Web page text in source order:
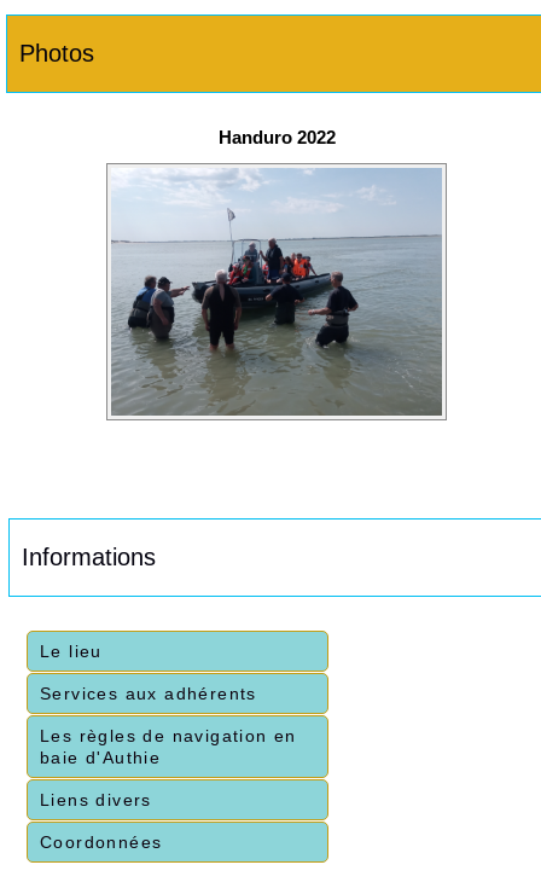
Photos
Handuro 2022
Informations
Le lieu
Services aux adhérents
Les règles de navigation en
baie d'Authie
Liens divers
Coordonnées